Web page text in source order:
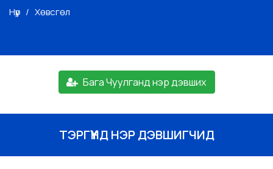
Нүүр Хөвсгөл
Бага Чуулганд нэр дэвших
ТЭРГҮҮНД НЭР ДЭВШИГЧИД